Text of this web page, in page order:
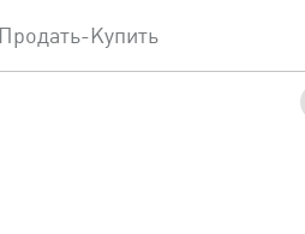
Продать-Купить